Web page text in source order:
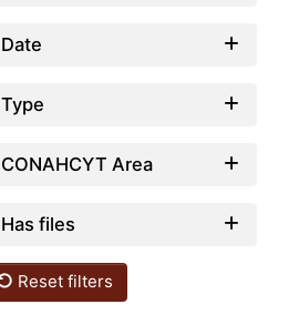
Date
Type
CONAHCYT Area
Has files
Reset filters